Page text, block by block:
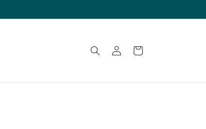
Connexion Panier